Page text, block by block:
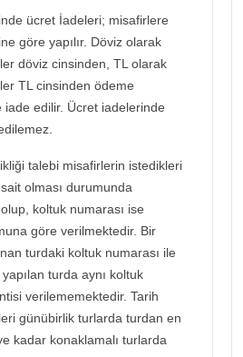
ücret İadeleri; misafirlere
göre yapılır. Döviz olarak
döviz cinsinden, TL olarak
TL cinsinden ödeme
iade edilir. Ücret iadelerinde
talebi misafirlerin istedikleri
olması durumunda
koltuk numarası ise
göre verilmektedir. Bir
turdaki koltuk numarası ile
turda aynı koltuk
verilememektedir. Tarih
günübirlik turlarda turdan en
kadar konaklamalı turlarda